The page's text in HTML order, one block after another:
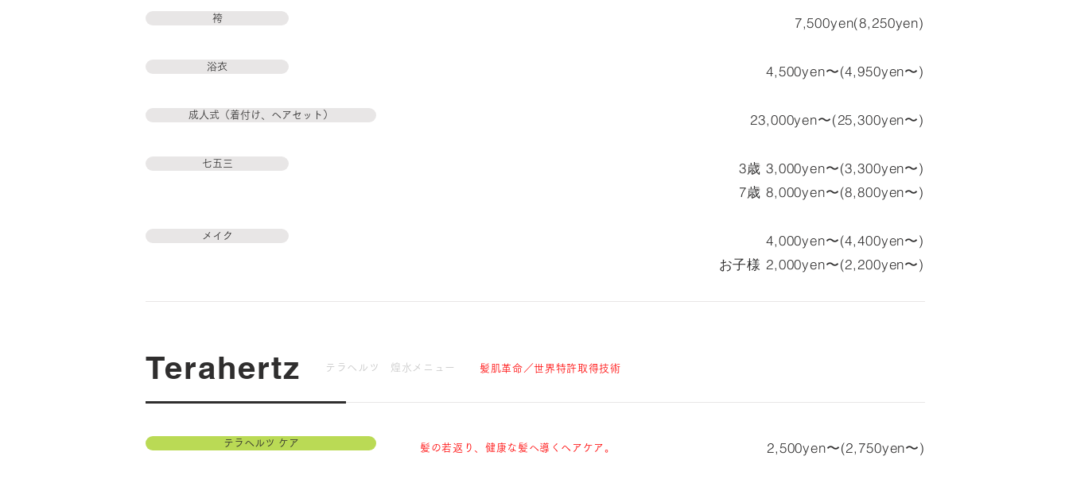
袴
浴衣
成人式（着付け、ヘアセット）
七五三
メイク
7,500yen(8,250yen)
4,500yen〜(4,950yen〜)
23,000yen〜(25,300yen〜)
3歳 3,000yen〜(3,300yen〜)
7歳 8,000yen〜(8,800yen〜)
4,000yen〜(4,400yen〜)
お子様 2,000yen〜(2,200yen〜)
Terahertz テラヘルツ 煌水メニュー 髪肌革命／世界特許取得技術
テラヘルツ ケア 髪の若返り、健康な髪へ導くヘアケア。 2,500yen〜(2,750yen〜)